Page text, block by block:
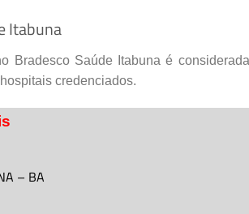
Itabuna
Bradesco Saúde Itabuna é
credenciados.
– BA